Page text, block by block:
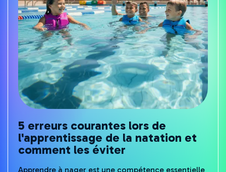
5 erreurs courantes lors de
l'apprentissage de la natation et
comment les éviter
Apprendre à nager est une compétence essentielle